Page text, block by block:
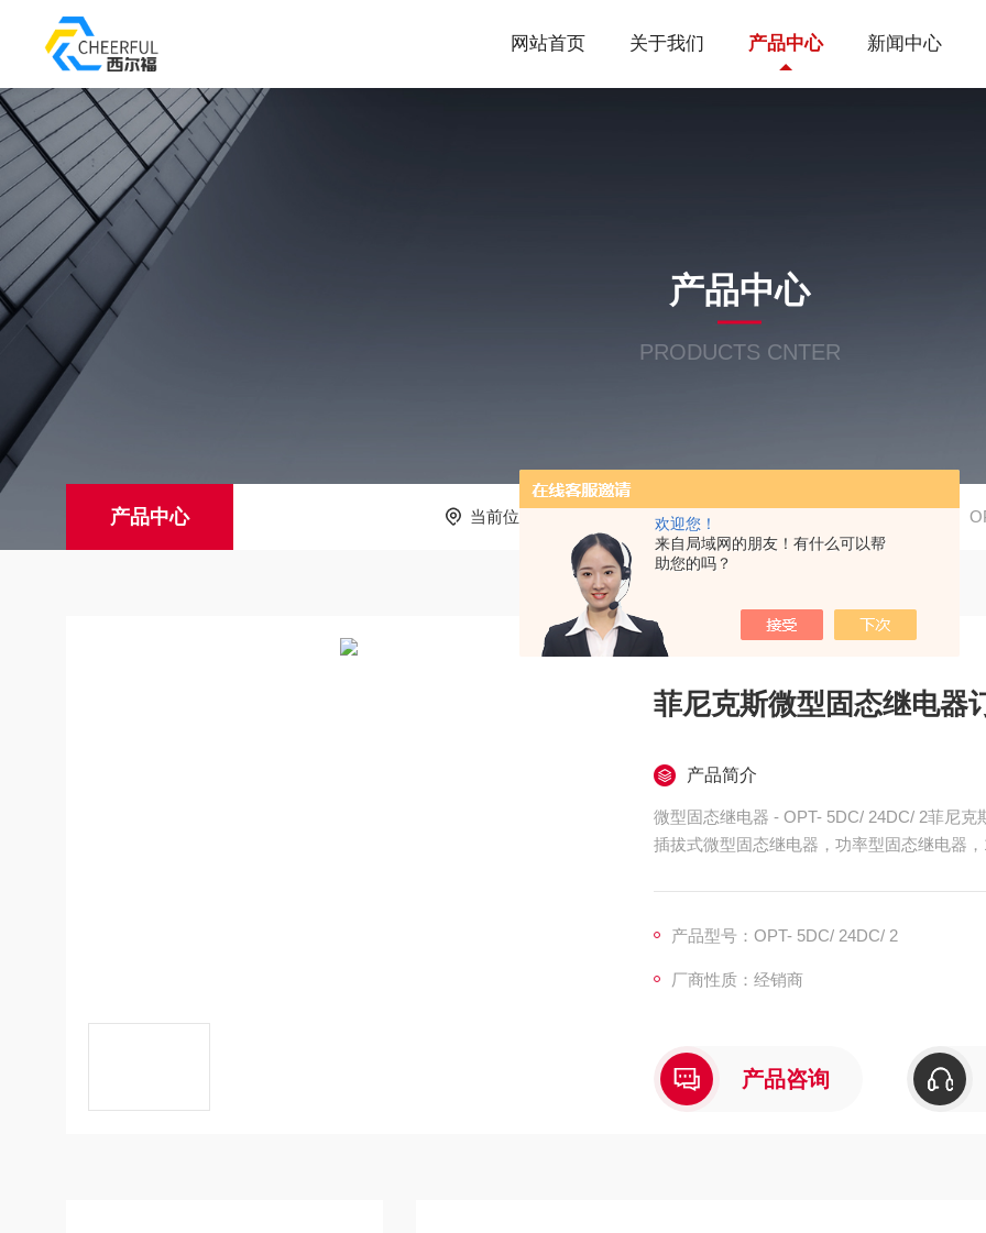
欢迎您！
来自局域网的朋友！有什么可以帮
助您的吗？
网站首页 关于我们 产品中心 新闻中心
产品中心
PRODUCTS CNTER
产品中心 当前位置： 产品中心
菲尼克斯微型固态继电器
产品简介
微型固态继电器 - OPT- 5DC/ 24DC/ 2菲尼克
插拔式微型固态继电器，功率型固态继电器
产品型号：OPT- 5DC/ 24DC/ 2
厂商性质：经销商
产品咨询